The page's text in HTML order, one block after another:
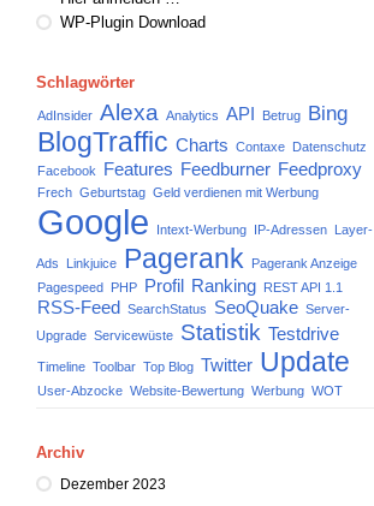
WP-Plugin Download
Schlagwörter
AdInsider Alexa Analytics API Betrug Bing
BlogTraffic Charts Contaxe Datenschutz
Facebook
Features Feedburner Feedproxy
Frech Geburtstag Geld verdienen mit Werbung
Google Intext-Werbung IP-Adressen Layer-
Ads Linkjuice Pagerank
Pagerank Anzeige
Pagespeed PHP Profil Ranking REST API 1.1
RSS-Feed SearchStatus SeoQuake Server-
Upgrade Servicewüste Statistik Testdrive
Timeline Toolbar Top Blog Twitter Update
User-Abzocke Website-Bewertung Werbung WOT
Archiv
Dezember 2023